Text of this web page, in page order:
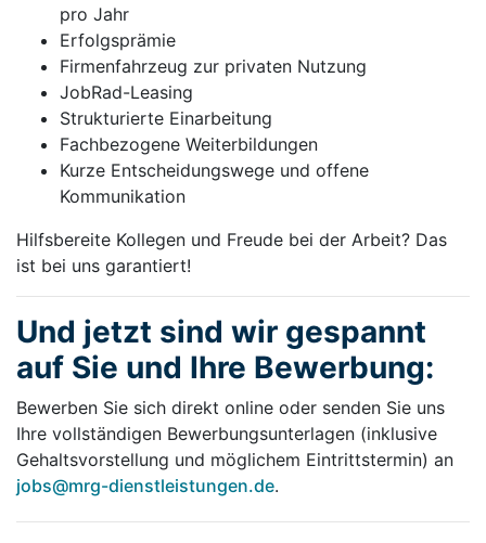
pro Jahr
Erfolgsprämie
Firmenfahrzeug zur privaten Nutzung
JobRad-Leasing
Strukturierte Einarbeitung
Fachbezogene Weiterbildungen
Kurze Entscheidungswege und offene
Kommunikation
Hilfsbereite Kollegen und Freude bei der Arbeit? Das
ist bei uns garantiert!
Und jetzt sind wir gespannt
auf Sie und Ihre Bewerbung:
Bewerben Sie sich direkt online oder senden Sie uns
Ihre vollständigen Bewerbungsunterlagen (inklusive
Gehaltsvorstellung und möglichem Eintrittstermin) an
jobs@mrg-dienstleistungen.de.